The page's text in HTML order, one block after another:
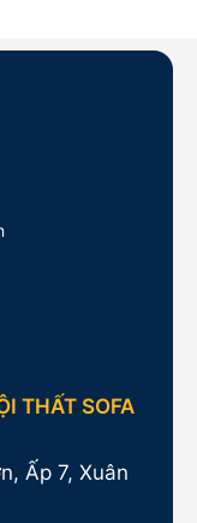
THẤT SOFA
Ấp 7, Xuân